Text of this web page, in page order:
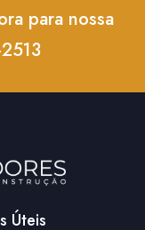
para nossa
Úteis